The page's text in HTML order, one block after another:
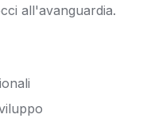
all'avanguardia.